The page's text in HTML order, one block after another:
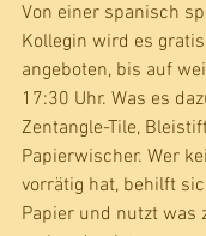
Von einer spanisch
Kollegin wird es
angeboten, bis auf
17:30 Uhr. Was es
Zentangle-Tile,
Papierwischer. Wer
vorrätig hat, behilft
Papier und nutzt was